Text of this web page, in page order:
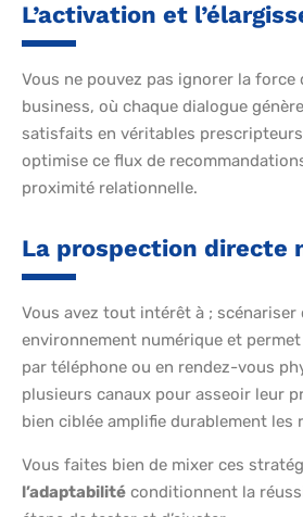
L’activation et
Vous ne pouvez pas ignorer la force
business, où chaque dialogue
satisfaits en véritables
optimise ce flux de
proximité relationnelle.
La prospection directe
Vous avez tout intérêt à ; scénariser
environnement numérique et
par téléphone ou en rendez-vous
plusieurs canaux pour asseoir leur
bien ciblée amplifie durablement les
Vous faites bien de mixer ces
l’adaptabilité conditionnent la